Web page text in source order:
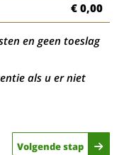
€ 0,00
en geen toeslag
als u er niet
Volgende stap